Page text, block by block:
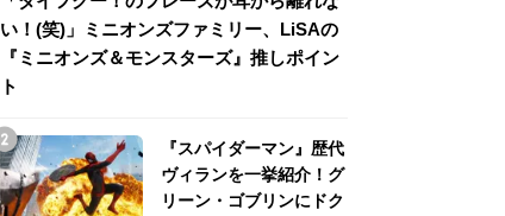
い！(笑)」ミニオンズファミリー、LiSAの
『ミニオンズ＆モンスターズ』推しポイン
ト
『スパイダーマン』歴代
ヴィランを一挙紹介！グ
リーン・ゴブリンにドク